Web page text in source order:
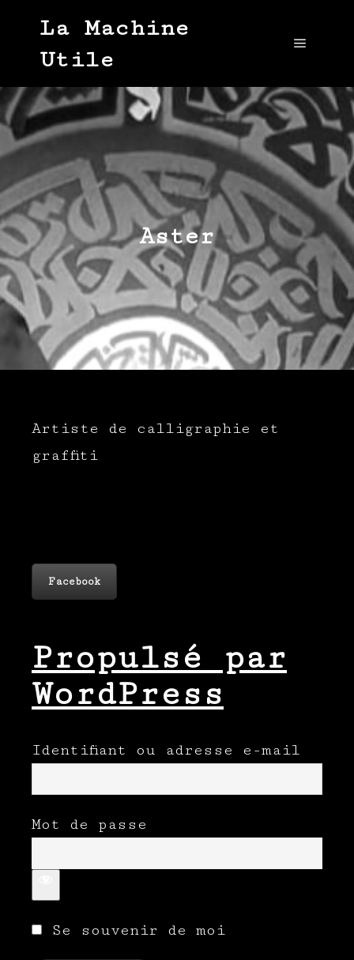
La Machine
Utile
Aster
Artiste de calligraphie et
graffiti
Facebook
Propulsé par
WordPress
Identifiant ou adresse e-mail
Mot de passe
Se souvenir de moi